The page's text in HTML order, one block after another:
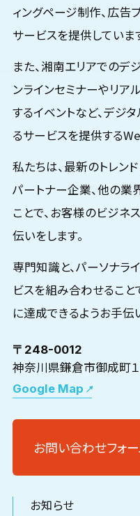
ィングページ制作、広告
サービスを提供していま
また、湘南エリアでのデ
ンラインセミナーやリア
するイベントなど、デジ
るサービスを提供する
私たちは、最新のトレン
パートナー企業、他の業
ことで、お客様のビジ
伝いをします。
専門知識と、パーソナラ
ビスを組み合わせるこ
に達成できるようお手伝
〒248-0012
神奈川県鎌倉市御成町１
Google Map
お問い合わせフォ
お知らせ